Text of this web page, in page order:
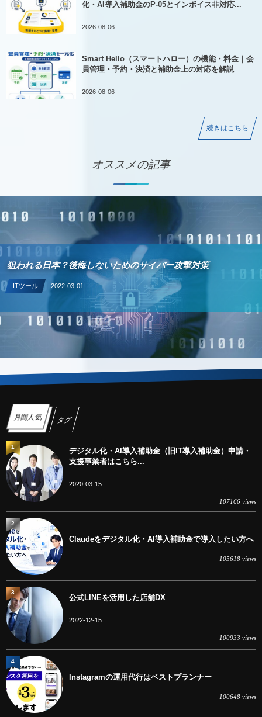
化・AI導入補助金のP-05とインボイス非対応...
2026-08-06
Smart Hello（スマートハロー）の機能・料金｜会
員管理・予約・決済と補助金上の対応を解説
2026-08-06
続きはこちら
オススメの記事
対策
デジタル化・AI導入補助金（旧IT導入補助金）の業務プロ
月間人気 タグ
デジタル化・AI導入補助金（旧IT導入補助金）申請・
支援事業者はこちら...
2020-03-15
107166 views
1
Claudeをデジタル化・AI導入補助金で導入したい方へ
105618 views
2
公式LINEを活用した店舗DX
2022-12-15
100933 views
3
Instagramの運用代行はベストプランナー
100648 views
4